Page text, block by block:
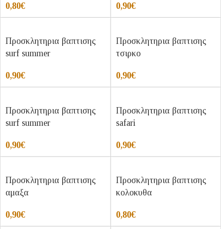
0,80€ 0,90€
Προσκλητηρια βαπτισης
surf summer
0,90€
Προσκλητηρια βαπτισης
τσιρκο
0,90€
Προσκλητηρια βαπτισης
surf summer
0,90€
Προσκλητηρια βαπτισης
safari
0,90€
Προσκλητηρια βαπτισης
αμαξα
0,90€
Προσκλητηρια βαπτισης
κολοκυθα
0,80€